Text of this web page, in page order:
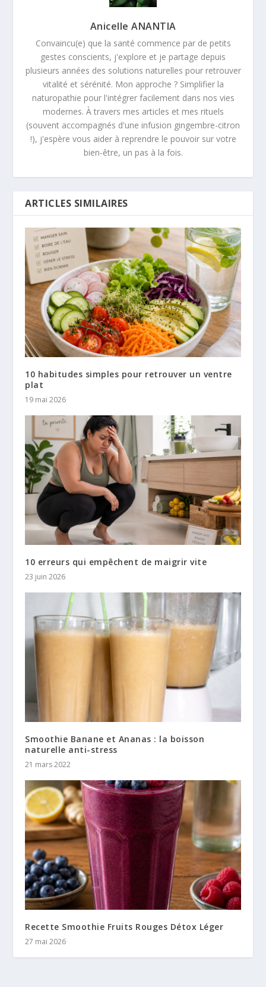
Anicelle ANANTIA
Convaincu(e) que la santé commence par de petits
gestes conscients, j'explore et je partage depuis
plusieurs années des solutions naturelles pour retrouver
vitalité et sérénité. Mon approche ? Simplifier la
naturopathie pour l'intégrer facilement dans nos vies
modernes. À travers mes articles et mes rituels
(souvent accompagnés d'une infusion gingembre-citron
!), j'espère vous aider à reprendre le pouvoir sur votre
bien-être, un pas à la fois.
ARTICLES SIMILAIRES
10 habitudes simples pour retrouver un ventre
plat
19 mai 2026
10 erreurs qui empêchent de maigrir vite
23 juin 2026
Smoothie Banane et Ananas : la boisson
naturelle anti-stress
21 mars 2022
Recette Smoothie Fruits Rouges Détox Léger
27 mai 2026